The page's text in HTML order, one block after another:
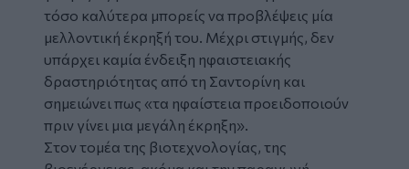
τόσο καλύτερα μπορείς να προβλέψεις μία
μελλοντική έκρηξή του. Μέχρι στιγμής, δεν
υπάρχει καμία ένδειξη ηφαιστειακής
δραστηριότητας από τη Σαντορίνη και
σημειώνει πως «τα ηφαίστεια προειδοποιούν
πριν γίνει μια μεγάλη έκρηξη».
Στον τομέα της βιοτεχνολογίας, της